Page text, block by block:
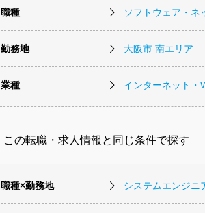
職種 ソフトウェア・ネ
勤務地 大阪市 南エリア
業種 インターネット・
この転職・求人情報と同じ条件で探す
職種×勤務地 システムエンジ